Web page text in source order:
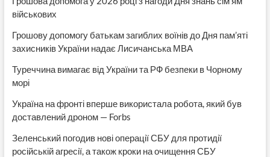
військових
Грошову допомогу батькам загиблих воїнів до Дня пам’яті
захисників України надає Лисичанська МВА
Туреччина вимагає від України та РФ безпеки в Чорному
морі
Україна на фронті вперше використала робота, який був
доставлений дроном — Forbs
Зеленський погодив нові операції СБУ для протидії
російській агресії, а також кроки на очищення СБУ